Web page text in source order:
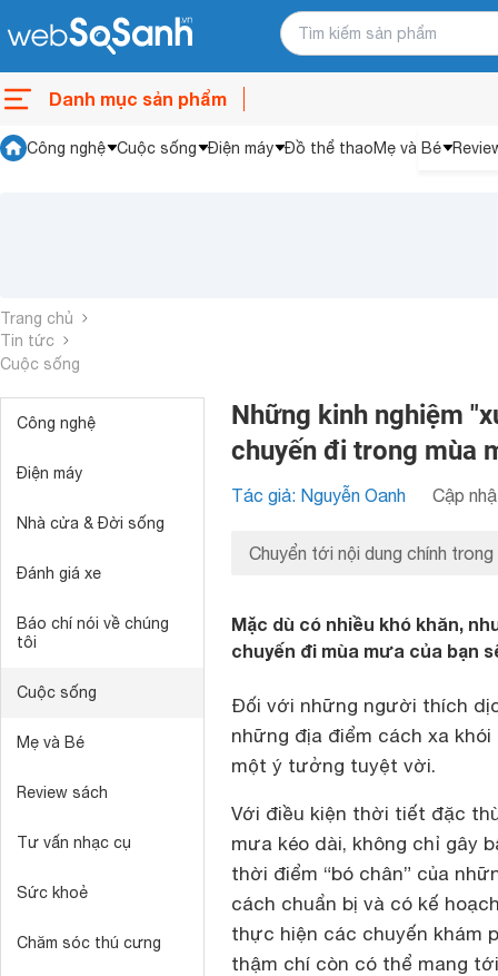
Danh mục sản phẩm
Công nghệ Cuộc sống Điện máy Đồ thể thaoMẹ và Bé
Trang chủ
Tin tức
Cuộc sống
Công nghệ
Điện máy
Nhà cửa & Đời sống
Đánh giá xe
Báo chí nói về chúng
tôi
Cuộc sống
Mẹ và Bé
Review sách
Tư vấn nhạc cụ
Sức khoẻ
Chăm sóc thú cưng
Những kinh nghiệm
chuyến đi trong mùa
Tác giả: Nguyễn Oanh Cập
Chuyển tới nội dung chính
Mặc dù có nhiều khó khăn,
chuyến đi mùa mưa của bạn
Đối với những người thích
những địa điểm cách xa
một ý tưởng tuyệt vời.
Với điều kiện thời tiết đặc
mưa kéo dài, không chỉ gây
thời điểm “bó chân” của
cách chuẩn bị và có kế
thực hiện các chuyến khám
thậm chí còn có thể mang